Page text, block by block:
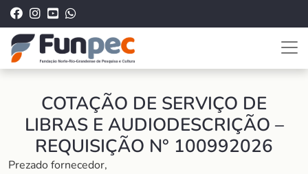
COTAÇÃO DE SERVIÇO DE
LIBRAS E AUDIODESCRIÇÃO –
REQUISIÇÃO N° 100992026
Prezado fornecedor,